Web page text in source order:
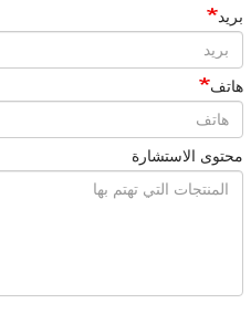
بريد
هاتف
محتوى الاستشارة